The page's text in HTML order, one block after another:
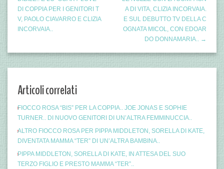
DI COPPIA PER I GENITORI T
V, PAOLO CIAVARRO E CLIZIA
INCORVAIA..
A DI VITA, CLIZIA INCORVAIA.
E SUL DEBUTTO TV DELLA C
OGNATA MICOL, CON EDOAR
DO DONNAMARIA.. →
Articoli correlati
FIOCCO ROSA “BIS” PER LA COPPIA.. JOE JONAS E SOPHIE
TURNER.. DI NUOVO GENITORI DI UN’ALTRA FEMMINUCCIA..
ALTRO FIOCCO ROSA PER PIPPA MIDDLETON, SORELLA DI KATE,
DIVENTATA MAMMA “TER” DI UN’ALTRA BAMBINA..
PIPPA MIDDLETON, SORELLA DI KATE, IN ATTESA DEL SUO
TERZO FIGLIO E PRESTO MAMMA “TER”..